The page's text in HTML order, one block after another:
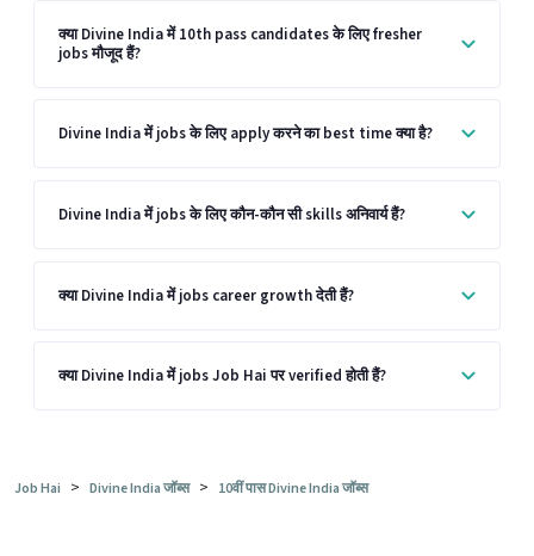
क्या Divine India में 10th pass candidates के लिए fresher
jobs मौजूद हैं?
Divine India में jobs के लिए apply करने का best time क्या है?
Divine India में jobs के लिए कौन-कौन सी skills अनिवार्य हैं?
क्या Divine India में jobs career growth देती हैं?
क्या Divine India में jobs Job Hai पर verified होती हैं?
Job Hai > Divine India जॉब्स > 10वीं पास Divine India जॉब्स